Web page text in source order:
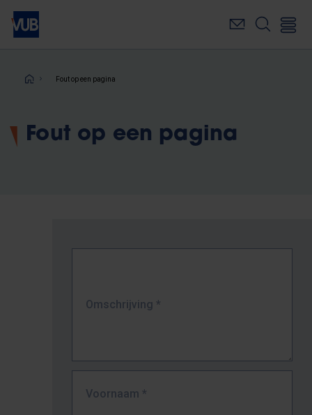
Overslaan
naar
inhoudKruimelpad
Fout op een pagina
Fout op een pagina
Omschrijving *
Voornaam *